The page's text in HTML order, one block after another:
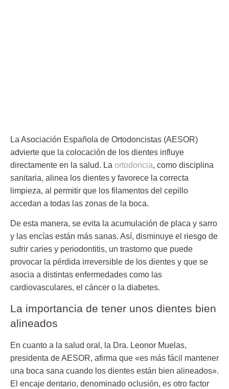
La Asociación Española de Ortodoncistas (AESOR)
advierte que la colocación de los dientes influye
directamente en la salud. La ortodoncia, como disciplina
sanitaria, alinea los dientes y favorece la correcta
limpieza, al permitir que los filamentos del cepillo
accedan a todas las zonas de la boca.
De esta manera, se evita la acumulación de placa y sarro
y las encías están más sanas. Así, disminuye el riesgo de
sufrir caries y periodontitis, un trastorno que puede
provocar la pérdida irreversible de los dientes y que se
asocia a distintas enfermedades como las
cardiovasculares, el cáncer o la diabetes.
La importancia de tener unos dientes bien
alineados
En cuanto a la salud oral, la Dra. Leonor Muelas,
presidenta de AESOR, afirma que «es más fácil mantener
una boca sana cuando los dientes están bien alineados».
El encaje dentario, denominado oclusión, es otro factor